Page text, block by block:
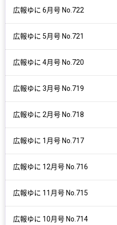
広報ゆに 6月号 No.722
広報ゆに 5月号 No.721
広報ゆに 4月号 No.720
広報ゆに 3月号 No.719
広報ゆに 2月号 No.718
広報ゆに 1月号 No.717
広報ゆに 12月号 No.716
広報ゆに 11月号 No.715
広報ゆに 10月号 No.714